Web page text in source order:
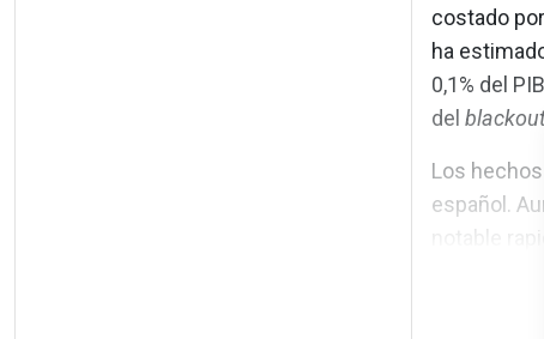
costado
ha
0,1% del
del
Los
español.
notable